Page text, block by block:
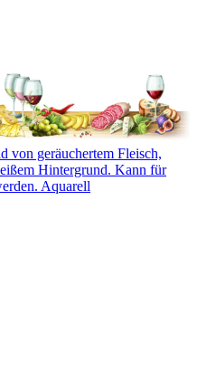
von geräuchertem Fleisch,
Hintergrund. Kann für
Aquarell